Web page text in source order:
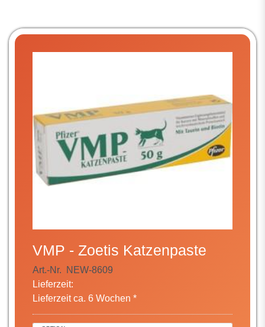
VMP - Zoetis Katzenpaste
Art.-Nr.
NEW-8609
Lieferzeit:
Lieferzeit ca. 6 Wochen *